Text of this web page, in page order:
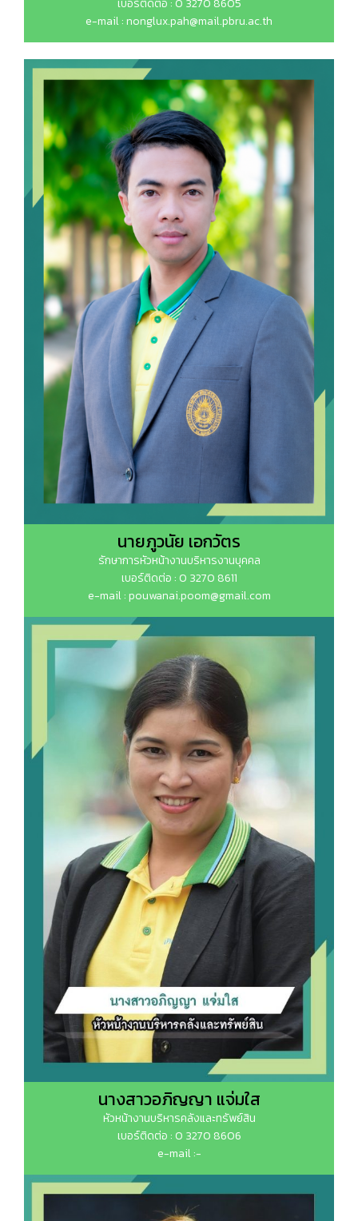
เบอร์ติดต่อ : 0 3270 8605
e-mail : nonglux.pah@mail.pbru.ac.th
นายภูวนัย เอกวัตร
รักษาการหัวหน้างานบริหารงานบุคคล
เบอร์ติดต่อ : 0 3270 8611
e-mail : pouwanai.poom@gmail.com
นางสาวอภิญญา แจ่มใส
หัวหน้างานบริหารคลังและทรัพย์สิน
เบอร์ติดต่อ : 0 3270 8606
e-mail :-